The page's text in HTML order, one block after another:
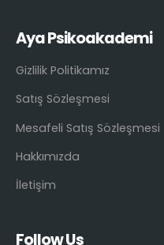
Aya Psikoakademi
Gizlilik Politikamız
Satış Sözleşmesi
Mesafeli Satış Sözleşmesi
Hakkımızda
İletişim
Follow Us